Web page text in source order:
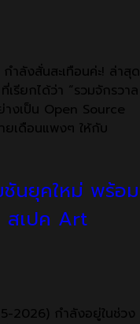
ลังสั่นสะเทือนค่ะ! ล่าสุด
รียกได้ว่า “รวมจักรวาล
งเป็น Open Source
ยเดือนแพงๆ ให้กับ
ชันยุคใหม่ พร้อม
สเปค Art
2026) กำลังอยู่ในช่วง